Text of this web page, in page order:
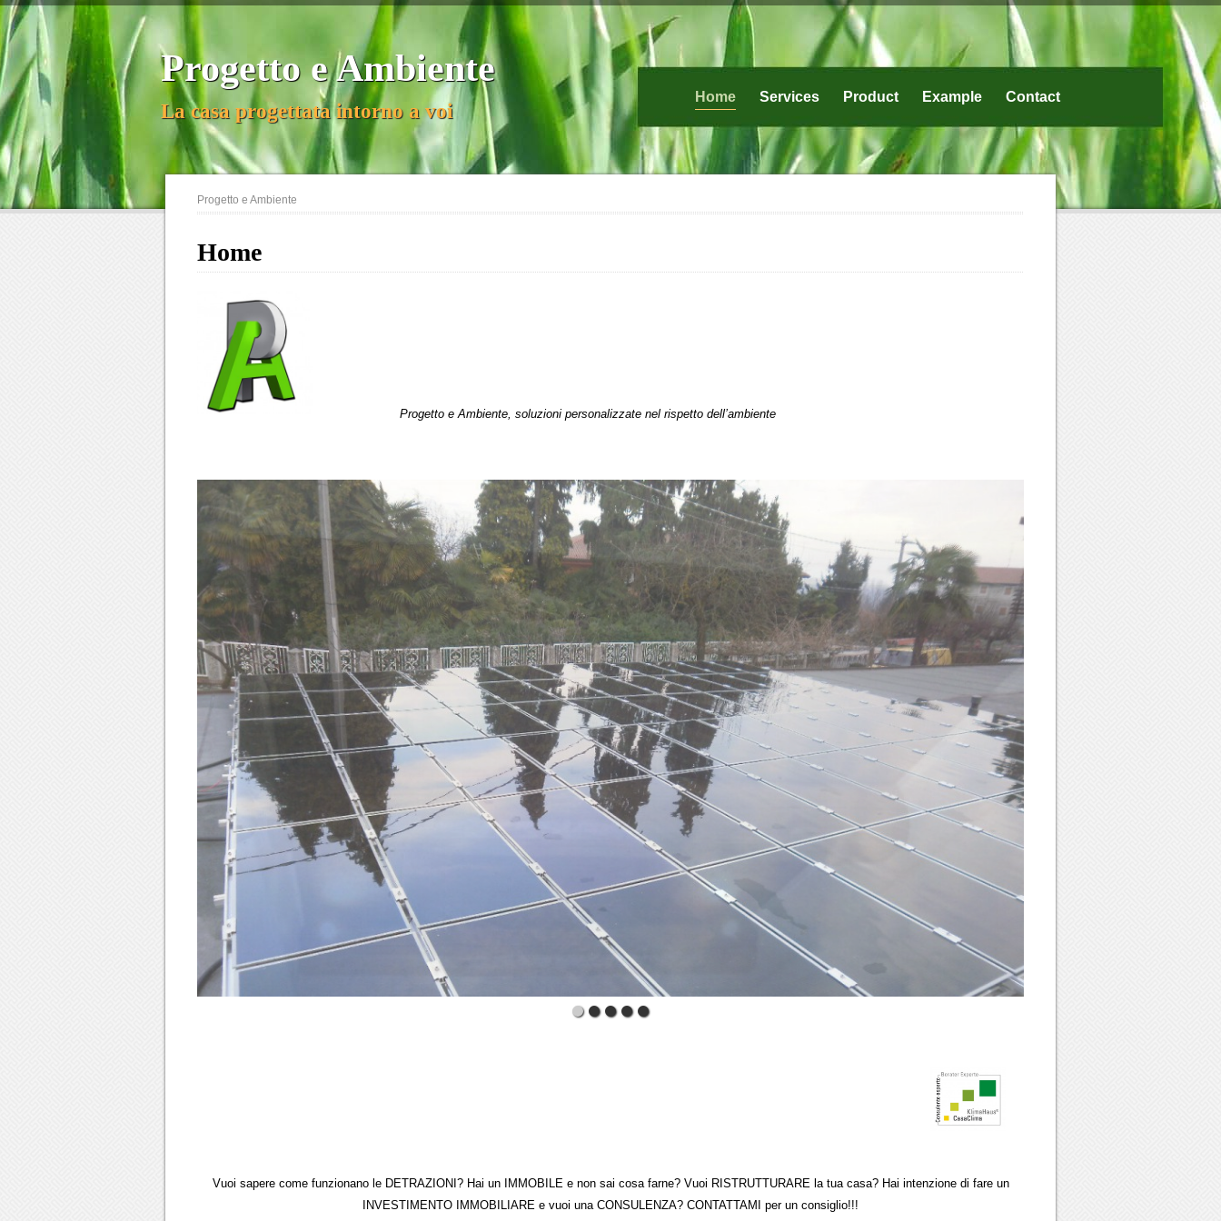
Progetto e Ambiente
La casa progettata intorno a voi
Home Services Product Example Contact
Progetto e Ambiente
Home
Progetto e Ambiente, soluzioni personalizzate nel rispetto dell’ambiente
Vuoi sapere come funzionano le DETRAZIONI? Hai un IMMOBILE e non sai cosa farne? Vuoi RISTRUTTURARE la tua casa? Hai intenzione di fare un
INVESTIMENTO IMMOBILIARE e vuoi una CONSULENZA? CONTATTAMI per un consiglio!!!